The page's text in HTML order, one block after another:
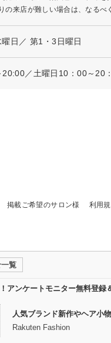
の来店が難しい場合は、なるべ
日／ 第1・3日曜日
20:00／土曜日10：00～20
掲載ご希望のサロン様 利用
覧
アンケートモニター無料登
人気ブランド新作やヘア小
Rakuten Fashion